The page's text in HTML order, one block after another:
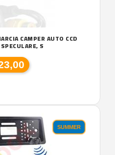
CAMPER AUTO CCD
S
SUMMER